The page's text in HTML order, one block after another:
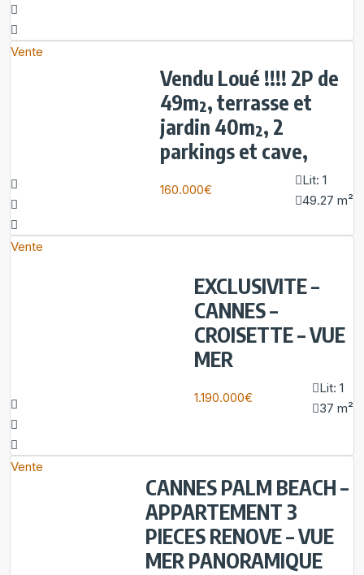
Vente
Vendu Loué !!!! 2P de
49m², terrasse et
jardin 40m², 2
parkings et cave,
160.000€
Lit: 1
49.27 m²
Vente
EXCLUSIVITE –
CANNES –
CROISETTE – VUE
MER
1.190.000€
Lit: 1
37 m²
Vente
CANNES PALM BEACH –
APPARTEMENT 3
PIECES RENOVE – VUE
MER PANORAMIQUE